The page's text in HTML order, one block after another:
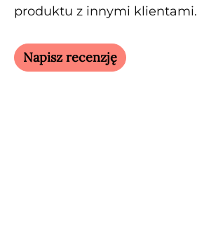
produktu z innymi klientami.
Napisz recenzję